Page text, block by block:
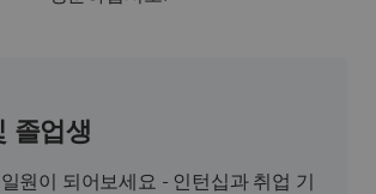
졸업생
원이 되어보세요 - 인턴십과 취업 기